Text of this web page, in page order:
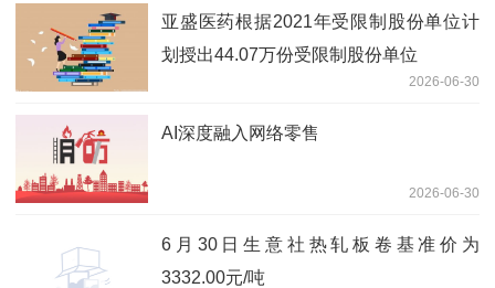
亚盛医药根据2021年受限制股份单位计
划授出44.07万份受限制股份单位
2026-06-30
AI深度融入网络零售
2026-06-30
6月30日生意社热轧板卷基准价为
3332.00元/吨